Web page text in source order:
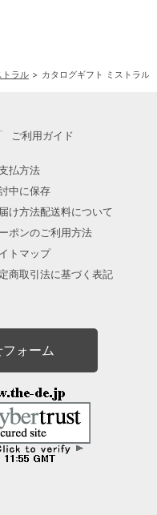
トラル カタログギフト ミストラル
ご利用ガイド
払方法
中に保存
け方法配送料について
ポンのご利用方法
トマップ
商取引法に基づく表記
ォーム